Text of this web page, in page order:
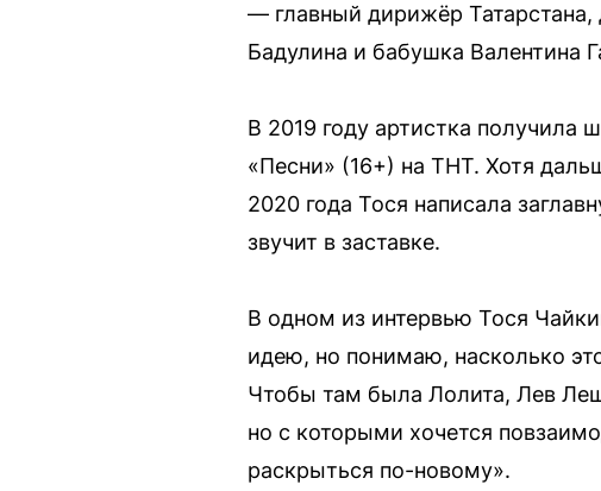
— главный дирижёр
Бадулина и бабушка Валентина
В 2019 году артистка получила
«Песни» (16+) на ТНТ. Хотя
2020 года Тося написала
звучит в заставке.
В одном из интервью Тося
идею, но понимаю, насколько
Чтобы там была Лолита, Лев
но с которыми хочется
раскрыться по-новому».